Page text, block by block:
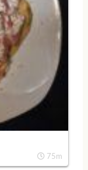
75m